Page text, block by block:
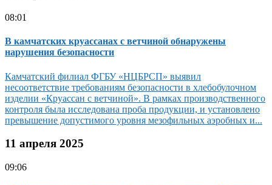
08:01
В камчатских круассанах с ветчиной обнаружены
нарушения безопасности
Камчатский филиал ФГБУ «НЦБРСП» выявил
несоответствие требованиям безопасности в хлебобулочном
изделии «Круассан с ветчиной». В рамках производственного
контроля была исследована проба продукции, и установлено
превышение допустимого уровня мезофильных аэробных и...
11 апреля 2025
09:06